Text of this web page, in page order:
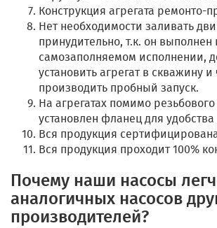
Конструкция агрегата ремонто-
Нет необходимости заливать
принудительно, т.к. он выполнен
самозаполняемом исполнении,
установить агрегат в скважину и
производить пробный запуск.
На агрегатах помимо
установлен фланец для
Вся продукция
Вся продукция проходит 100%
Почему наши насосы
аналогичных насосов
производителей?